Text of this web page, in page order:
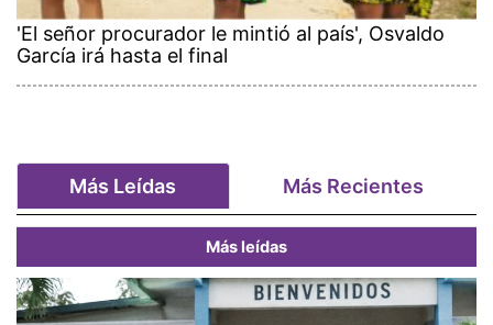
'El señor procurador le mintió al país', Osvaldo
García irá hasta el final
Más Leídas Más Recientes
Más leídas